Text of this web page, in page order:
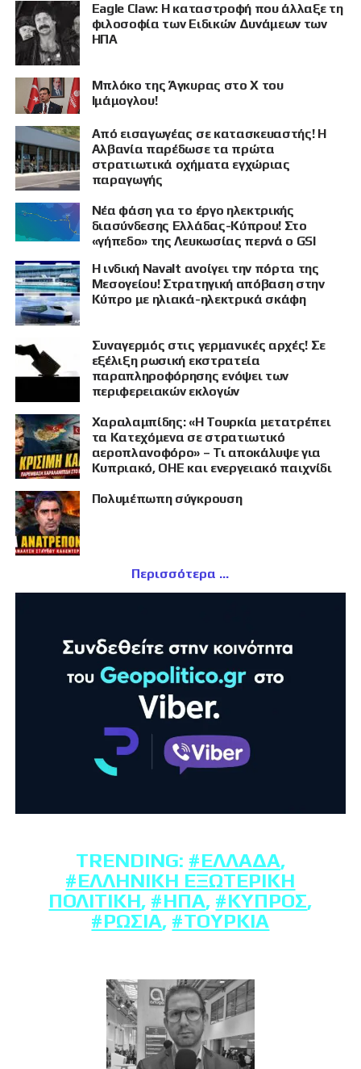
Eagle Claw: Η καταστροφή που άλλαξε τη
φιλοσοφία των Ειδικών Δυνάμεων των
ΗΠΑ
Μπλόκο της Άγκυρας στο X του
Ιμάμογλου!
Από εισαγωγέας σε κατασκευαστής! Η
Αλβανία παρέδωσε τα πρώτα
στρατιωτικά οχήματα εγχώριας
παραγωγής
Νέα φάση για το έργο ηλεκτρικής
διασύνδεσης Ελλάδας-Κύπρου! Στο
«γήπεδο» της Λευκωσίας περνά ο GSI
Η ινδική Navalt ανοίγει την πόρτα της
Μεσογείου! Στρατηγική απόβαση στην
Κύπρο με ηλιακά-ηλεκτρικά σκάφη
Συναγερμός στις γερμανικές αρχές! Σε
εξέλιξη ρωσική εκστρατεία
παραπληροφόρησης ενόψει των
περιφερειακών εκλογών
Χαραλαμπίδης: «Η Τουρκία μετατρέπει
τα Κατεχόμενα σε στρατιωτικό
αεροπλανοφόρο» – Τι αποκάλυψε για
Κυπριακό, ΟΗΕ και ενεργειακό παιχνίδι
Πολυμέπωπη σύγκρουση
Περισσότερα
TRENDING: #ΕΛΛΆΔΑ,
#ΕΛΛΗΝΙΚΉ ΕΞΩΤΕΡΙΚΉ
ΠΟΛΙΤΙΚΉ, #ΗΠΑ, #ΚΎΠΡΟΣ,
#ΡΩΣΊΑ, #ΤΟΥΡΚΊΑ